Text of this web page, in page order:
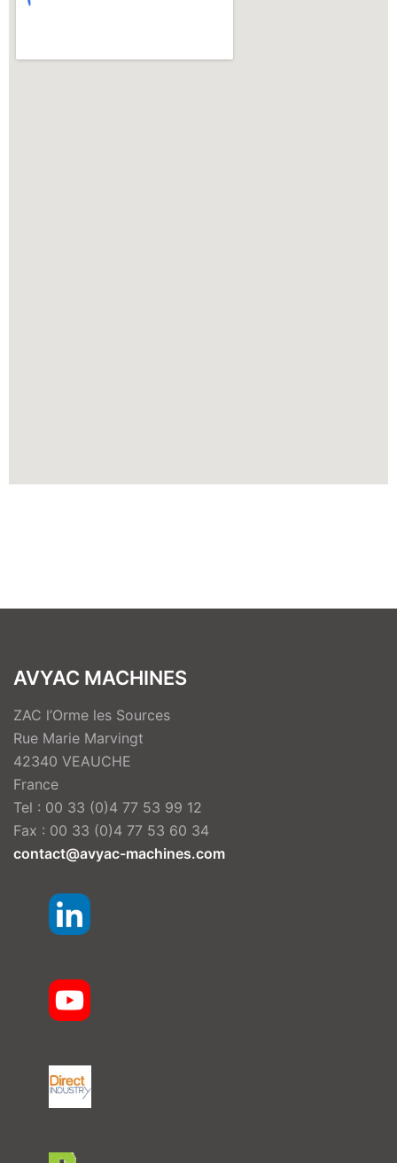
AVYAC MACHINES
ZAC l’Orme les Sources
Rue Marie Marvingt
42340 VEAUCHE
France
Tel : 00 33 (0)4 77 53 99 12
Fax : 00 33 (0)4 77 53 60 34
contact@avyac-machines.com